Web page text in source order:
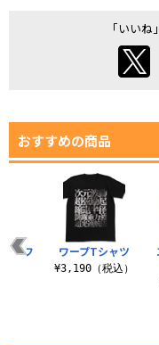
「いい
おすすめの商品
イ フ
ワープTシャツ
¥3,190（税込）